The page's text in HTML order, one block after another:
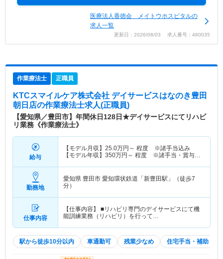
医療法人香徳会 メイトウホスピタルの
求人一覧
更新日：2026/08/03 求人番号：480035
作業療法士 正職員
KTCスマイルケア株式会社 デイサービスはなのき豊田
朝日店の作業療法士求人(正職員)
【愛知県／豊田市】年間休日128日★デイサービスにてリハビ
リ業務《作業療法士》
給与
【モデル月収】 25.0万円～ 程度 ※諸手当込み
【モデル年収】 350万円～ 程度 ※諸手当・賞与込
勤務地
愛知県 豊田市 愛知環状鉄道「新豊田駅」（徒歩7
分）
仕事内容
【仕事内容】 ■リハビリ専門のデイサービスにて機
能訓練業務（リハビリ）を行って…
駅から徒歩10分以内 車通勤可 残業少なめ 住宅手当・補助